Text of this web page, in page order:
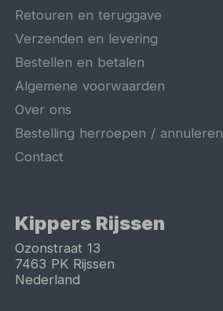
Retouren en teruggave
Verzenden en levering
Bestellen en betalen
Algemene voorwaarden
Over ons
Bestelling herroepen / annuleren
Contact
Kippers Rijssen
Ozonstraat 13
7463 PK Rijssen
Nederland